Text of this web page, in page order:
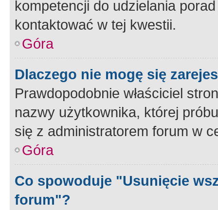
kompetencji do udzielania
kontaktować w tej kwestii.
Góra
Dlaczego nie mogę się
Prawdopodobnie właściciel
nazwy użytkownika, której
się z administratorem forum w
Góra
Co spowoduje "Usunięcie
forum"?